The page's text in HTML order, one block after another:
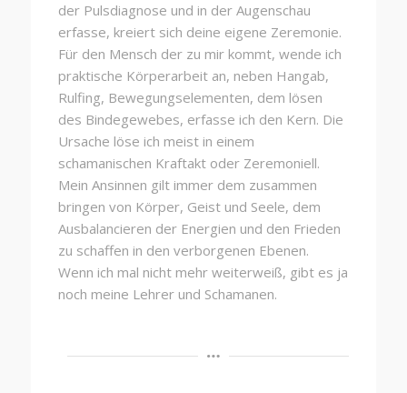
der Pulsdiagnose und in der Augenschau
erfasse, kreiert sich deine eigene Zeremonie.
Für den Mensch der zu mir kommt, wende ich
praktische Körperarbeit an, neben Hangab,
Rulfing, Bewegungselementen, dem lösen
des Bindegewebes, erfasse ich den Kern. Die
Ursache löse ich meist in einem
schamanischen Kraftakt oder Zeremoniell.
Mein Ansinnen gilt immer dem zusammen
bringen von Körper, Geist und Seele, dem
Ausbalancieren der Energien und den Frieden
zu schaffen in den verborgenen Ebenen.
Wenn ich mal nicht mehr weiterweiß, gibt es ja
noch meine Lehrer und Schamanen.